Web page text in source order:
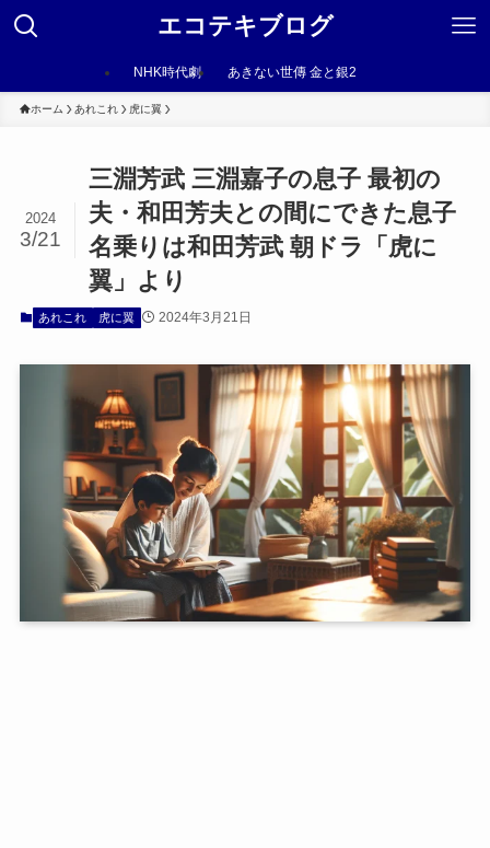
エコテキブログ
NHK時代劇 あきない世傳 金と銀2
ホーム あれこれ 虎に翼
三淵芳武 三淵嘉子の息子 最初の
夫・和田芳夫との間にできた息子
名乗りは和田芳武 朝ドラ「虎に
翼」より
2024
3/21
あれこれ 虎に翼 2024年3月21日